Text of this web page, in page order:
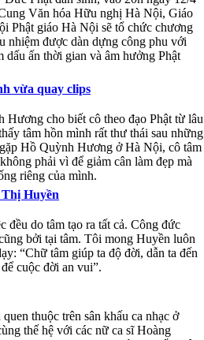
Văn hóa Hữu nghị Hà Nội, Giáo
Phật giáo Hà Nội sẽ tổ chức chương
nhiệm được dàn dựng công phu với
dấu ấn thời gian và âm hưởng Phật
vừa quay clips
cho biết cô theo đạo Phật từ lâu
tâm hồn mình rất thư thái sau những
Hồ Quỳnh Hương ở Hà Nội, cô tâm
phải vì để giảm cân làm đẹp mà
riêng của mình.
Huyền
đều do tâm tạo ra tất cả. Công đức
bởi tại tâm. Tôi mong Huyền luôn
“Chữ tâm giúp ta độ đời, dẫn ta đến
cuộc đời an vui”.
thuộc trên sân khấu ca nhạc ở
thế hệ với các nữ ca sĩ Hoàng